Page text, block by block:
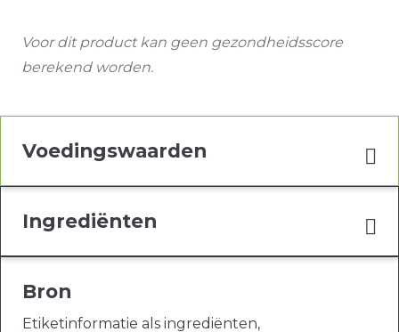
Voor dit product kan geen gezondheidsscore
berekend worden.
Voedingswaarden
Ingrediënten
Bron
Etiketinformatie als ingrediënten,